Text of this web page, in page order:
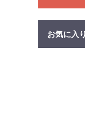
お気に入